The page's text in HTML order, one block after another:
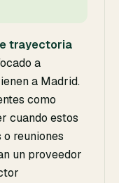
trayectoria
a
a Madrid.
como
cuando estos
reuniones
un proveedor